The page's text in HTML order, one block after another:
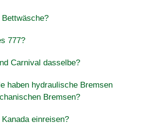
777?
Carnival dasselbe?
haben hydraulische Bremsen
Bremsen?
einreisen?